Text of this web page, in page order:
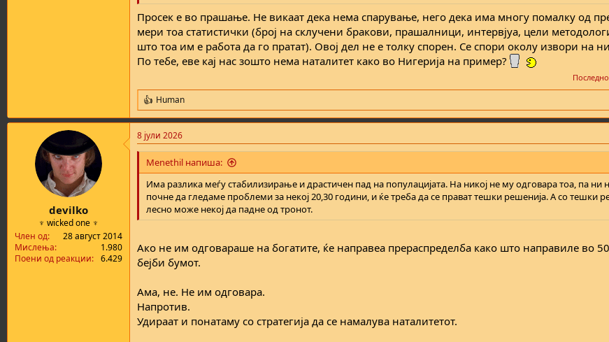
Просек е во прашање. Не викаат дека нема спарување, него дека има многу помалку од
мери тоа статистички (број на склучени бракови, прашалници, интервјуа, цели
што тоа им е работа да го пратат). Овој дел не е толку спорен. Се спори околу извори на
По тебе, еве кај нас зошто нема наталитет како во Нигерија на пример?
R
e
a
c
t
o
Human
devilko
♆ wicked one ♆
Член од
28 август 2014
Мислења
1.980
Поени од реакции
6.429
8 јули 2026
Menethil напиша:
Има разлика меѓу стабилизирање и драстичен пад на популацијата. На никој не му одговара тоа, па ни
почне да гледаме проблеми за некој 20,30 години, и ќе треба да се прават тешки решенија. А со тешки
лесно може некој да падне од тронот.
Ако не им одговараше на богатите, ќе направеа прераспределба како што направиле во
бејби бумот.
Ама, не. Не им одговара.
Напротив.
Удираат и понатаму со стратегија да се намалува наталитетот.